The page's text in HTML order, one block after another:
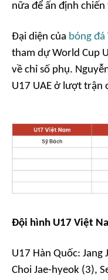
nữa để ấn định
Đại diện của bóng đá
tham dự World Cup
về chỉ số phụ.
U17 UAE ở lượt trận
Đội hình U17 Việt
U17 Hàn Quốc: Jang
Choi Jae-hyeok (3),